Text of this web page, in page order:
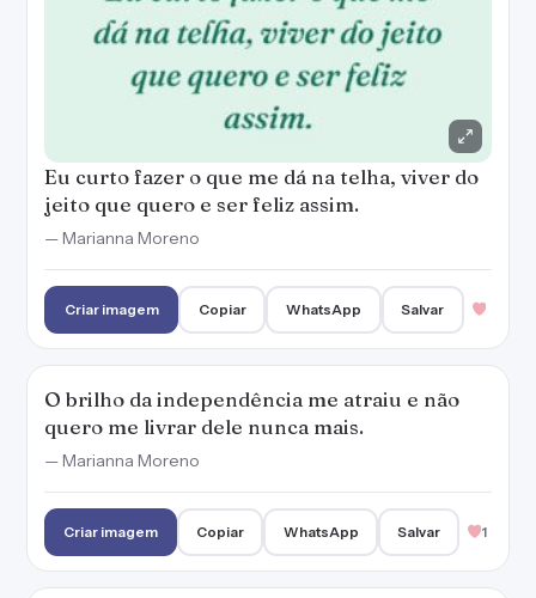
Eu curto fazer o que me dá na telha, viver do
jeito que quero e ser feliz assim.
— Marianna Moreno
Criar imagem Copiar WhatsApp Salvar
O brilho da independência me atraiu e não
quero me livrar dele nunca mais.
— Marianna Moreno
Criar imagem Copiar WhatsApp Salvar 1